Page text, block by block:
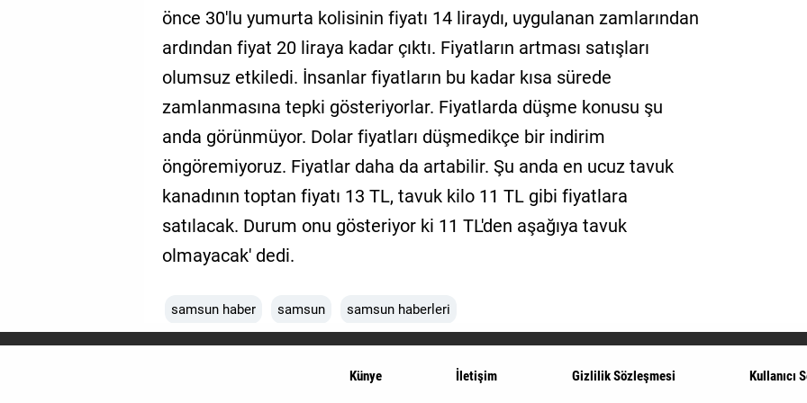
önce 30'lu yumurta kolisinin fiyatı 14 liraydı, uygulanan zamlarından
ardından fiyat 20 liraya kadar çıktı. Fiyatların artması satışları
olumsuz etkiledi. İnsanlar fiyatların bu kadar kısa sürede
zamlanmasına tepki gösteriyorlar. Fiyatlarda düşme konusu şu
anda görünmüyor. Dolar fiyatları düşmedikçe bir indirim
öngöremiyoruz. Fiyatlar daha da artabilir. Şu anda en ucuz tavuk
kanadının toptan fiyatı 13 TL, tavuk kilo 11 TL gibi fiyatlara
satılacak. Durum onu gösteriyor ki 11 TL'den aşağıya tavuk
olmayacak' dedi.
samsun haber samsun samsun haberleri
Künye İletişim Gizlilik Sözleşmesi Kullanıcı